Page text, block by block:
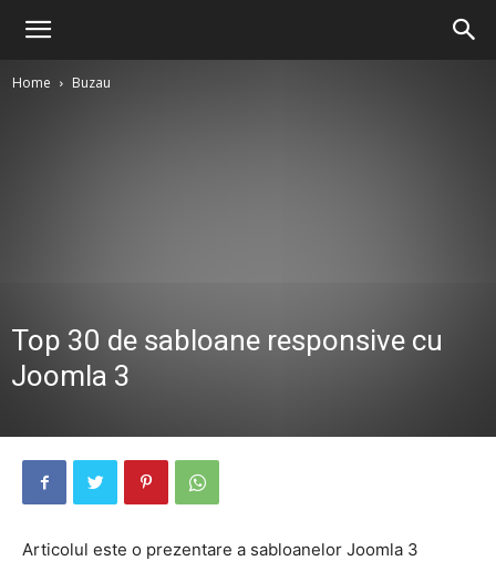
Home Buzau
Top 30 de sabloane responsive cu
Joomla 3
Articolul este o prezentare a sabloanelor Joomla 3